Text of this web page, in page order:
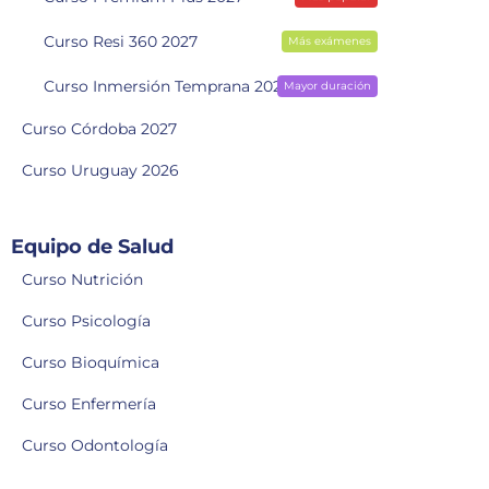
Curso Resi 360 2027 Más exámenes
Curso Inmersión Temprana 2028Mayor duración
Curso Córdoba 2027
Curso Uruguay 2026
Equipo de Salud
Curso Nutrición
Curso Psicología
Curso Bioquímica
Curso Enfermería
Curso Odontología